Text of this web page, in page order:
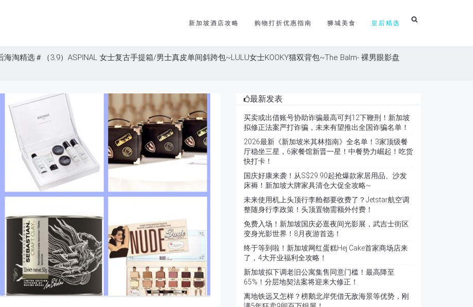
新加坡酒店攻略 购物打折优惠指南 狮城美食 皇后精选
海淘精选＃（3.9）ASPINAL 女士复古手提箱/男士真皮单间斜跨包~LULU女士KOOKY猫双背包~The Balm- 裸男眼影盘
最新发表
买卖或出借账号协助诈骗最高可判12下鞭刑！新加坡
拟修正法案严打诈骗，未来有望推出全国诈骗名单！
2026最新《新加坡米其林指南》全名单！3家顶级餐
厅稳坐三星，6家餐馆新晋一星！中餐势力崛起！吃货
快打卡！
国庆好康来袭！从S$29.90起抢爆款家居用品、沙发
床褥！新加坡大牌家具清仓大促全攻略~
未来使用机上头顶行李舱都要收费了？Jetstar航空调
整随身行李政策！头顶置物需额外付费！
免费入场！新加坡国庆必逛夜间光影展，武吉士街区
变身光影世界！8月夜游首选！
终于等到啦！新加坡网红蛋糕Hej Cake首家商场店来
了，4大开业福利全攻略！
新加坡拟下调老旧公寓集售同意门槛！最高降至
65%！分层地契法案将迎来大修正！
离地铁远又怎样？榜鹅北岸凭借无敌海景等优势，刚